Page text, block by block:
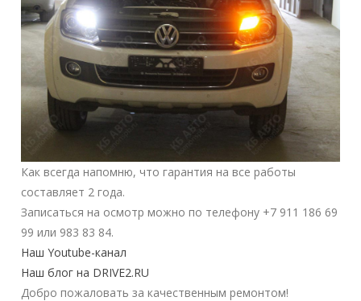
Как всегда напомню, что гарантия на все работы
составляет 2 года.
Записаться на осмотр можно по телефону +7 911 186 69
99 или 983 83 84.
Наш Youtube-канал
Наш блог на DRIVE2.RU
Добро пожаловать за качественным ремонтом!